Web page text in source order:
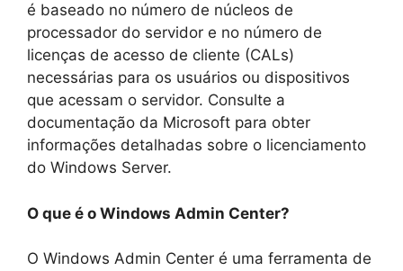
é baseado no número de núcleos de
processador do servidor e no número de
licenças de acesso de cliente (CALs)
necessárias para os usuários ou dispositivos
que acessam o servidor. Consulte a
documentação da Microsoft para obter
informações detalhadas sobre o licenciamento
do Windows Server.
O que é o Windows Admin Center?
O Windows Admin Center é uma ferramenta de